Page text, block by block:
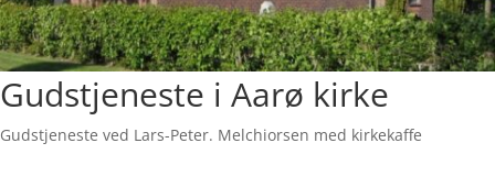
Gudstjeneste i Aarø kirke
Gudstjeneste ved Lars-Peter. Melchiorsen med kirkekaffe